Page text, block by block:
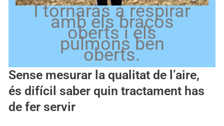
I tornaràs a respirar
amb els braços
oberts i els
pulmons ben
oberts.
Sense mesurar la qualitat de l’aire,
és difícil saber quin tractament has
de fer servir